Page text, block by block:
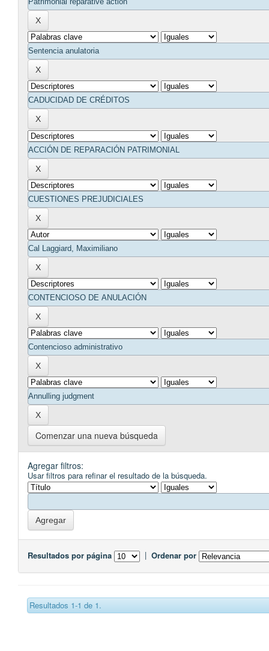
Comenzar una nueva búsqueda
Agregar filtros:
Usar filtros para refinar el resultado de la búsqueda.
Resultados por página | Ordenar por
Resultados 1-1 de 1.